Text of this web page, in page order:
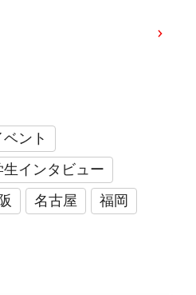
ベント
生インタビュー
名古屋
福岡